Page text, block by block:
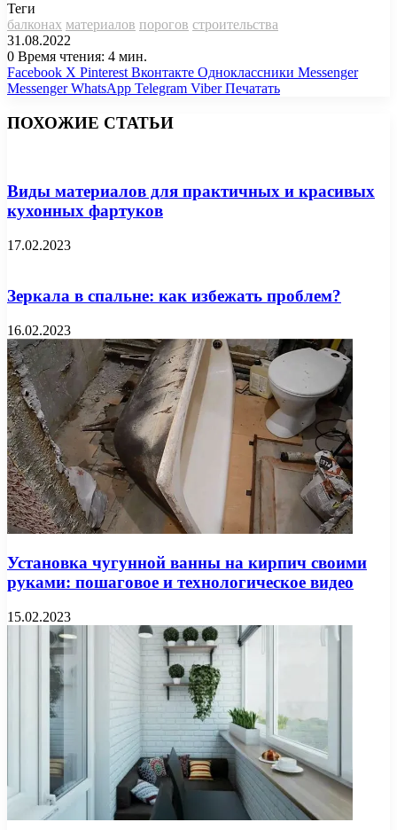
Теги
балконах материалов порогов строительства
31.08.2022
0 Время чтения: 4 мин.
Facebook X Pinterest Вконтакте Одноклассники Messenger
Messenger WhatsApp Telegram Viber Печатать
ПОХОЖИЕ СТАТЬИ
Виды материалов для практичных и красивых
кухонных фартуков
17.02.2023
Зеркала в спальне: как избежать проблем?
16.02.2023
Установка чугунной ванны на кирпич своими
руками: пошаговое и технологическое видео
15.02.2023